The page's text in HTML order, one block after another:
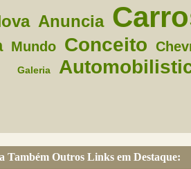
Anuncia
Mundo Conceito
Galeria
Também Outros Links em Destaque: